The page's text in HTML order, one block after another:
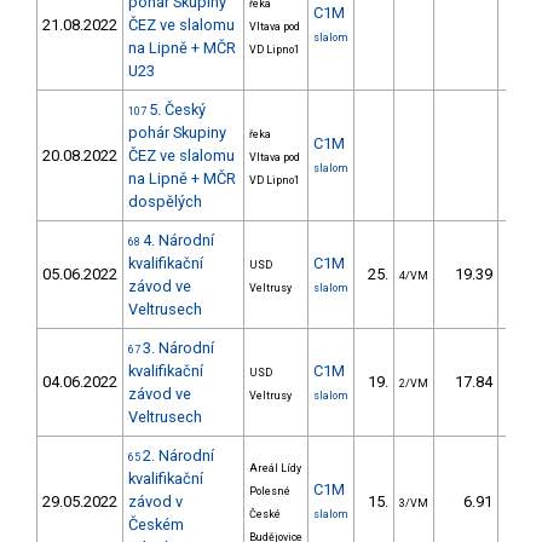
21.08.2022 ČEZ ve slalomu
na Lipně + MČR
U23
řeka
Vltava pod
VD Lipno1
C1M
slalom
20.08.2022
107 5. Český
pohár Skupiny
ČEZ ve slalomu
na Lipně + MČR
dospělých
řeka
Vltava pod
VD Lipno1
C1M
slalom
05.06.2022
68 4. Národní
kvalifikační
závod ve
Veltrusech
USD
Veltrusy
C1M
slalom
25. 4/VM 19.39
04.06.2022
67 3. Národní
kvalifikační
závod ve
Veltrusech
USD
Veltrusy
C1M
slalom
19. 2/VM 17.84
29.05.2022
65 2. Národní
kvalifikační
závod v
Českém
Areál Lídy
Polesné
České
Budějovice
C1M
slalom
15. 3/VM 6.91